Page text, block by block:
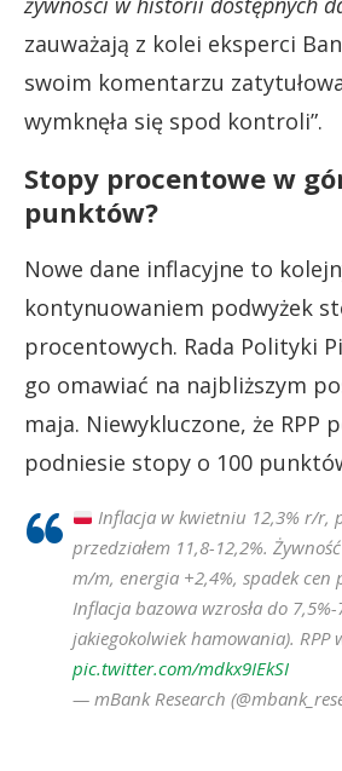
zauważają z kolei eksperci
swoim komentarzu
wymknęła się spod kontroli”.
Stopy procentowe w
punktów?
Nowe dane inflacyjne to
kontynuowaniem podwyżek
procentowych. Rada Polityki
go omawiać na najbliższym
maja. Niewykluczone, że RPP
podniesie stopy o 100
Inflacja w kwietniu 12,3% r/r,
przedziałem 11,8-12,2%.
m/m, energia +2,4%, spadek cen
Inflacja bazowa wzrosła do
jakiegokolwiek hamowania). RPP
pic.twitter.com/mdkx9IEkSI
— mBank Research